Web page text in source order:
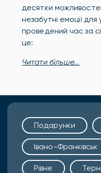
десятки
незабутні емоції для
проведений час за
це:
Читати більше...
Подарунки
Івано-Франківськ
Рівне